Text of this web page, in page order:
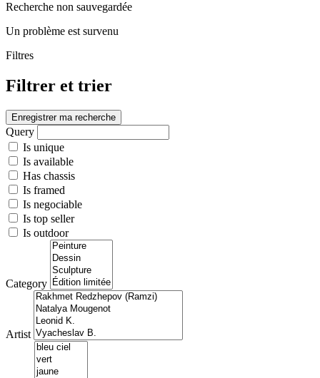
Recherche non sauvegardée
Un problème est survenu
Filtres
Filtrer et trier
Enregistrer ma recherche
Query
Is unique
Is available
Has chassis
Is framed
Is negociable
Is top seller
Is outdoor
Category
Artist